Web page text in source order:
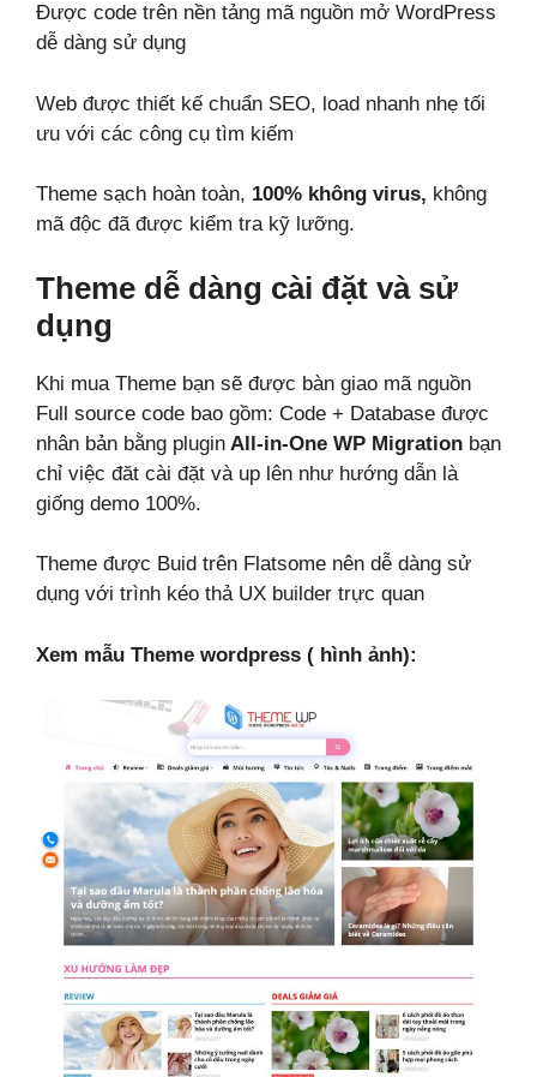
Được code trên nền tảng mã nguồn mở WordPress
dễ dàng sử dụng
Web được thiết kế chuẩn SEO, load nhanh nhẹ tối
ưu với các công cụ tìm kiếm
Theme sạch hoàn toàn, 100% không virus, không
mã độc đã được kiểm tra kỹ lưỡng.
Theme dễ dàng cài đặt và sử
dụng
Khi mua Theme bạn sẽ được bàn giao mã nguồn
Full source code bao gồm: Code + Database được
nhân bản bằng plugin All-in-One WP Migration bạn
chỉ việc đăt cài đặt và up lên như hướng dẫn là
giống demo 100%.
Theme được Buid trên Flatsome nên dễ dàng sử
dụng với trình kéo thả UX builder trực quan
Xem mẫu Theme wordpress ( hình ảnh):